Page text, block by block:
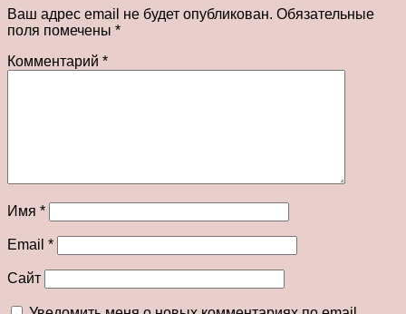
Ваш адрес email не будет опубликован. Обязательные
поля помечены *
Комментарий *
Имя *
Email *
Сайт